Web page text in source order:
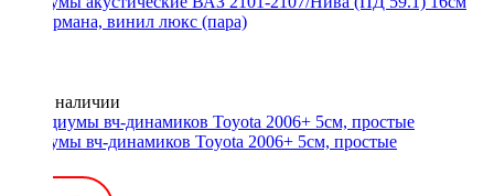
без кармана, винил люкс (пара)
Нет в наличии
Подиумы вч-динамиков Toyota 2006+ 5см, простые